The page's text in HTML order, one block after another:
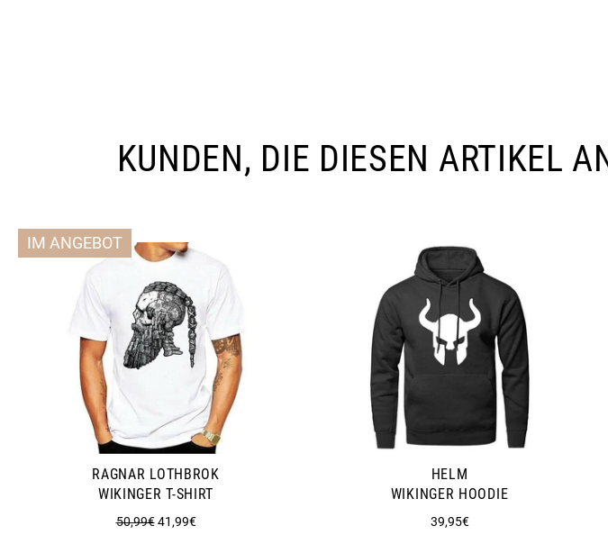
KUNDEN, DIE DIESEN ARTIKEL
RAGNAR LOTHBROK
WIKINGER T-SHIRT
Normaler
50,99€Sonderpreis
41,99€
IM ANGEBOT
HELM
WIKINGER HOODIE
Normaler
39,95€